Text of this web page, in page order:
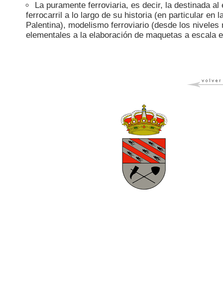
La puramente ferroviaria, es decir, la destinada al
ferrocarril a lo largo de su historia (en particular en
Palentina), modelismo ferroviario (desde los niveles
elementales a la elaboración de maquetas a escala